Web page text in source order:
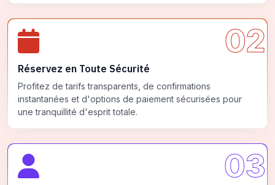
02
Réservez en Toute Sécurité
Profitez de tarifs transparents, de confirmations
instantanées et d'options de paiement sécurisées pour
une tranquillité d'esprit totale.
03